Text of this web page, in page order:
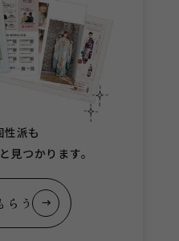
性派も
見つかります。
らう